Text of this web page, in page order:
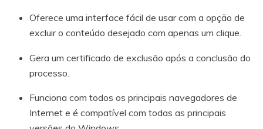
Oferece uma interface fácil de usar com a opção de
excluir o conteúdo desejado com apenas um clique.
Gera um certificado de exclusão após a conclusão do
processo.
Funciona com todos os principais navegadores de
Internet e é compatível com todas as principais